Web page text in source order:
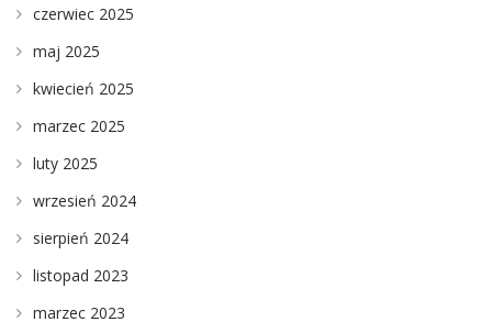
czerwiec 2025
maj 2025
kwiecień 2025
marzec 2025
luty 2025
wrzesień 2024
sierpień 2024
listopad 2023
marzec 2023